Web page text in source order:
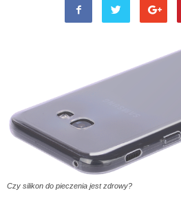
Czy silikon do pieczenia jest zdrowy?